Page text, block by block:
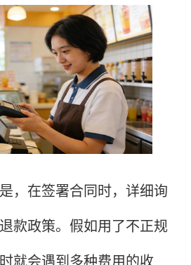
在签署合同时，详细询
款政策。假如用了不正规
就会遇到多种费用的收